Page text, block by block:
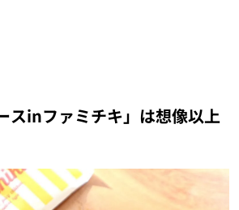
スinファミチキ」は想像以上